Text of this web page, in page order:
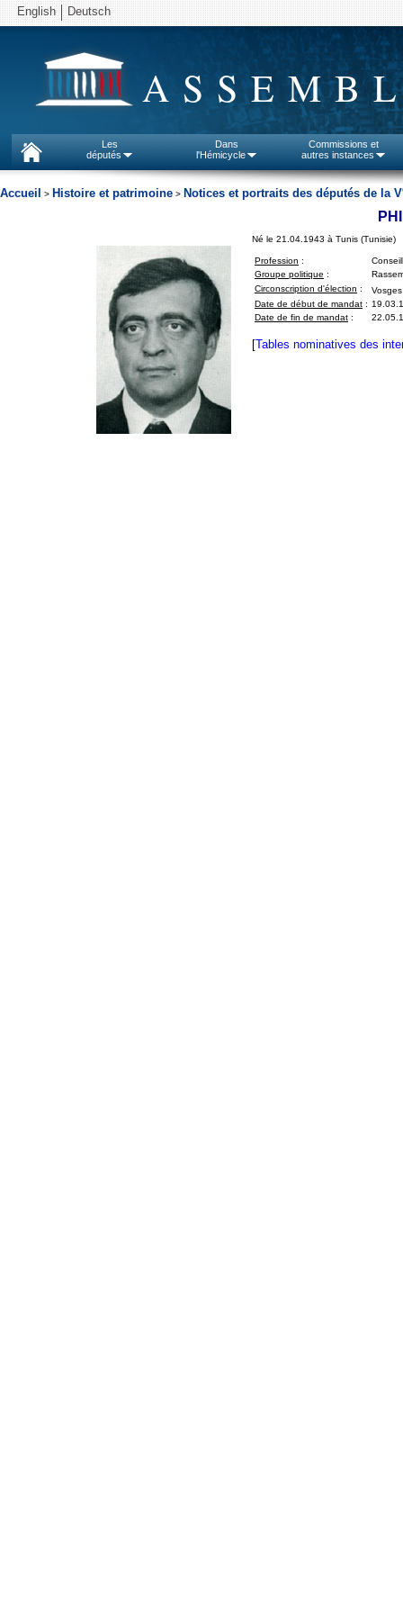
English Deutsch
Les
députés
Dans
l'Hémicycle
Commissions et
autres instances
Accueil > Histoire et patrimoine > Notices et portraits des députés de la V
Né le 21.04.1943 à Tunis (Tunisie)
Profession :
Groupe politique :
Circonscription d'élection :
Date de début de mandat :
Date de fin de mandat :
[Tables nominatives des